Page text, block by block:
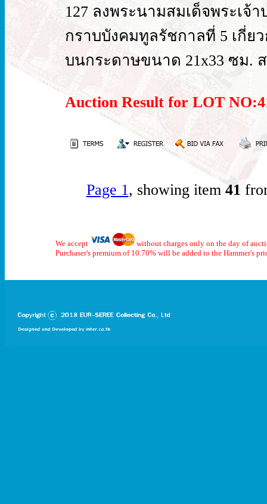
127 ลงพระนามสมเด็จพระเจ้
กราบบังคมทูลรัชกาลที่ 5 เกี่ย
บนกระดาษขนาด 21x33 ซม.
Auction Result for LOT
Page 1, showing item 41
We accept
without charges only on the day of
Purchaser's premium of 10.70% will be added to the Hammer's